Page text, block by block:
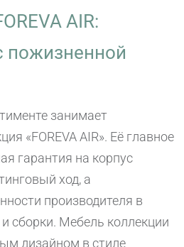
AIR:
пожизненной
занимает
«FOREVA AIR». Её главное
гарантия на корпус
ход, а
производителя в
сборки. Мебель коллекции
дизайном в стиле